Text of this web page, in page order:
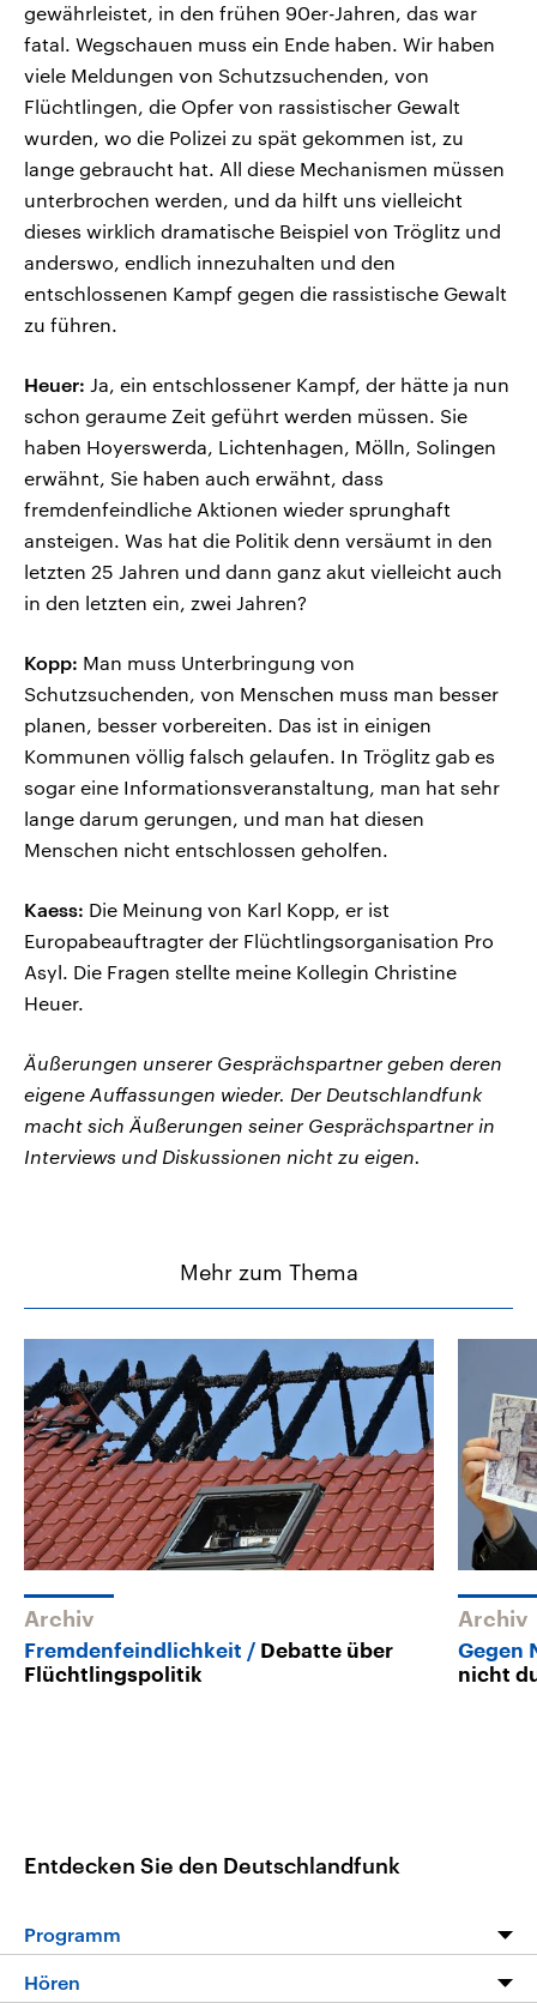
gewährleistet, in den frühen 90er-Jahren, das war
fatal. Wegschauen muss ein Ende haben. Wir haben
viele Meldungen von Schutzsuchenden, von
Flüchtlingen, die Opfer von rassistischer Gewalt
wurden, wo die Polizei zu spät gekommen ist, zu
lange gebraucht hat. All diese Mechanismen müssen
unterbrochen werden, und da hilft uns vielleicht
dieses wirklich dramatische Beispiel von Tröglitz und
anderswo, endlich innezuhalten und den
entschlossenen Kampf gegen die rassistische Gewalt
zu führen.
Heuer: Ja, ein entschlossener Kampf, der hätte ja nun
schon geraume Zeit geführt werden müssen. Sie
haben Hoyerswerda, Lichtenhagen, Mölln, Solingen
erwähnt, Sie haben auch erwähnt, dass
fremdenfeindliche Aktionen wieder sprunghaft
ansteigen. Was hat die Politik denn versäumt in den
letzten 25 Jahren und dann ganz akut vielleicht auch
in den letzten ein, zwei Jahren?
Kopp: Man muss Unterbringung von
Schutzsuchenden, von Menschen muss man besser
planen, besser vorbereiten. Das ist in einigen
Kommunen völlig falsch gelaufen. In Tröglitz gab es
sogar eine Informationsveranstaltung, man hat sehr
lange darum gerungen, und man hat diesen
Menschen nicht entschlossen geholfen.
Kaess: Die Meinung von Karl Kopp, er ist
Europabeauftragter der Flüchtlingsorganisation Pro
Asyl. Die Fragen stellte meine Kollegin Christine
Heuer.
Äußerungen unserer Gesprächspartner geben deren
eigene Auffassungen wieder. Der Deutschlandfunk
macht sich Äußerungen seiner Gesprächspartner in
Interviews und Diskussionen nicht zu eigen.
Mehr zum Thema
Archiv
Fremdenfeindlichkeit
Debatte über
Flüchtlingspolitik
Archiv
Gegen
nicht
Entdecken Sie den Deutschlandfunk
Programm
Programm
Hören